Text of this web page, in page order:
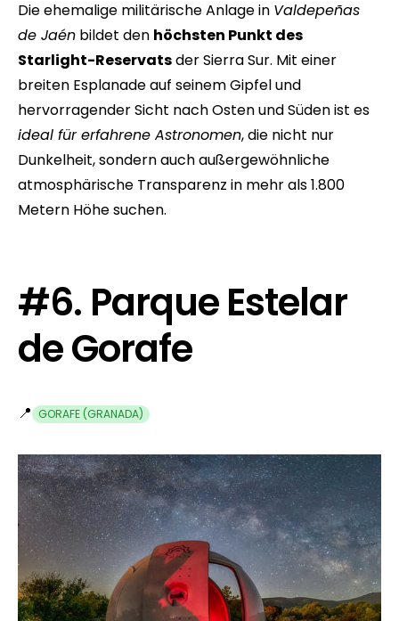
Die ehemalige militärische Anlage in Valdepeñas
de Jaén bildet den höchsten Punkt des
Starlight-Reservatsder Sierra Sur. Mit einer
breiten Esplanade auf seinem Gipfel und
hervorragender Sicht nach Osten und Süden ist es
ideal für erfahrene Astronomen, die nicht nur
Dunkelheit, sondern auch außergewöhnliche
atmosphärische Transparenz in mehr als 1.800
Metern Höhe suchen.
#6. Parque Estelar
de Gorafe
📍 GORAFE (GRANADA)